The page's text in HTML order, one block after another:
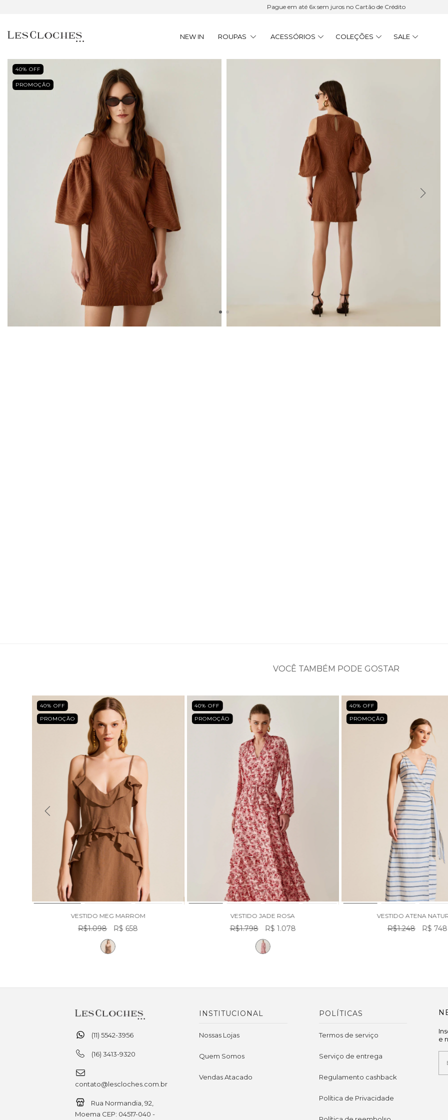
Pague em até 6x sem juros no Cartão de Crédito
NEW IN ROUPAS ACESSÓRIOS COLEÇÕES SALE
40% OFF
PROMOÇÃO
VOCÊ TAMBÉM PODE GOSTAR
40% OFF
PROMOÇÃO
VESTIDO MEG MARROM
R$1.098 R$ 658
40% OFF
PROMOÇÃO
VESTIDO JADE ROSA
R$1.798 R$ 1.078
40% OFF
PROMOÇÃO
VESTIDO ATENA
R$1.248 R$ 748
(11) 5542-3956
(16) 3413-9320
contato@lescloches.com.br
Rua Normandia, 92,
Moema CEP: 04517-040 -
INSTITUCIONAL
Nossas Lojas
Quem Somos
Vendas Atacado
POLÍTICAS
Termos de serviço
Serviço de entrega
Regulamento cashback
Política de Privacidade
e